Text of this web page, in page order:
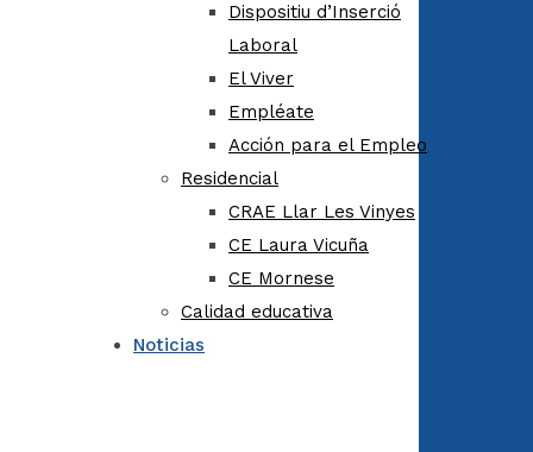
Dispositiu d’Inserció
Laboral
El Viver
Empléate
Acción para el Empleo
Residencial
CRAE Llar Les Vinyes
CE Laura Vicuña
CE Mornese
Calidad educativa
Noticias